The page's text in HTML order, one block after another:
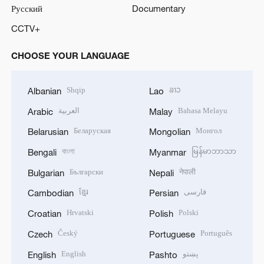
Русский
Documentary
CCTV+
CHOOSE YOUR LANGUAGE
Albanian Shqip
Arabic العربية
Belarusian Беларуская
Bengali বাংলা
Bulgarian Български
Cambodian ខ្មែរ
Croatian Hrvatski
Czech Český
English English
Lao ລາວ
Malay Bahasa Melayu
Mongolian Монгол
Myanmar မြန်မာဘာသာ
Nepali नेपाली
Persian فارسی
Polish Polski
Portuguese Português
Pashto پښتو